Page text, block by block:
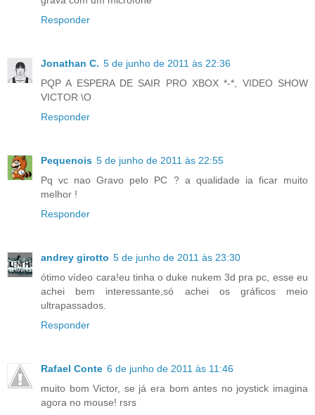
Responder
Jonathan C. 5 de junho de 2011 às 22:36
PQP A ESPERA DE SAIR PRO XBOX *-*, VIDEO SHOW
VICTOR \O
Responder
Pequenois 5 de junho de 2011 às 22:55
Pq vc nao Gravo pelo PC ? a qualidade ia ficar muito
melhor !
Responder
andrey girotto 5 de junho de 2011 às 23:30
ótimo vídeo cara!eu tinha o duke nukem 3d pra pc, esse eu
achei bem interessante,só achei os gráficos meio
ultrapassados.
Responder
Rafael Conte 6 de junho de 2011 às 11:46
muito bom Victor, se já era bom antes no joystick imagina
agora no mouse! rsrs